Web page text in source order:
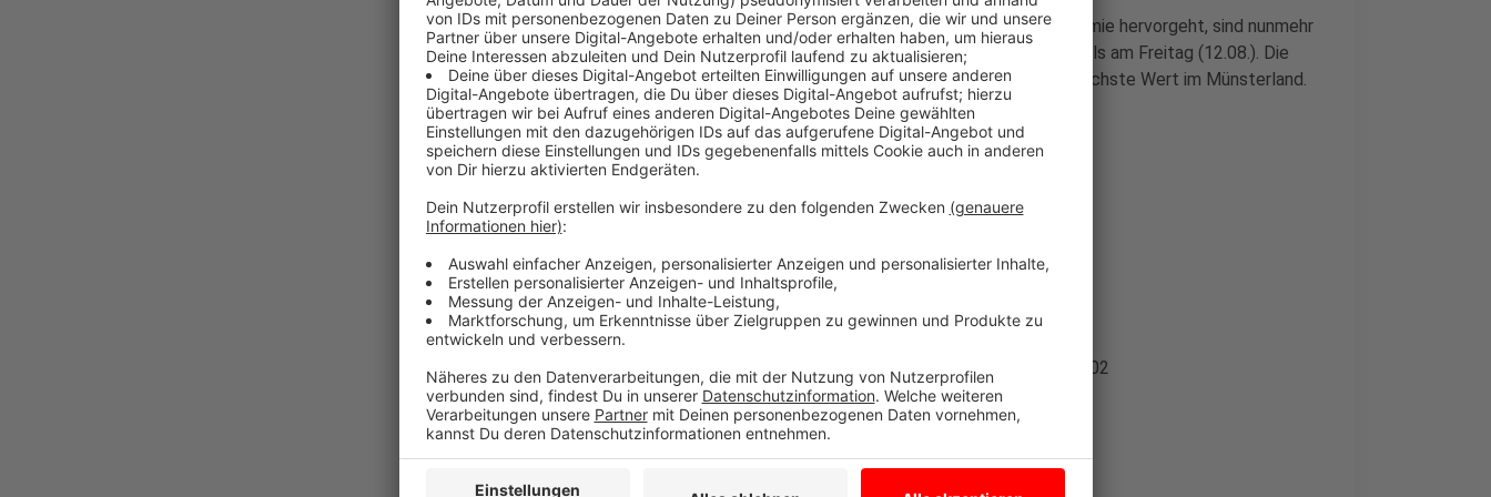
Wie aus den von der Stadt bekannt gegebenen Zahlen zur Pandemie hervorgeht, sind nunmehr
227 Münsteraner:innen an oder mit Corona verstorben, vier mehr als am Freitag (12.08.). Die
Zahl der Neuinfektionen liegt bei 370, die Inzidenz bei 426, der höchste Wert im Münsterland.
Anzeige
Die Kennzahlen vom Montag
RegistrierteNeuinfektionen : 370 (seit Freitag)
Aktuell infiziert
Gesamtzahl aller labordiagnostisch bestätigten Fälle: 118.602
Gesamtzahl allergenesenen Patient:innen: 116.638
An/mit Coronagestorbene Personen: 227
Erstgemeldete
Inzidenz